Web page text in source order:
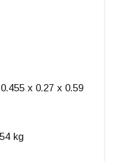
x 0.27 x 0.59
kg